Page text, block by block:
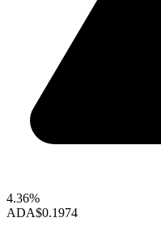
4.36%
ADA$0.1974